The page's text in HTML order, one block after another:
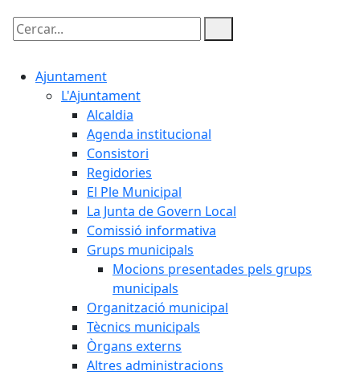
Cercar:
Ajuntament
L'Ajuntament
Alcaldia
Agenda institucional
Consistori
Regidories
El Ple Municipal
La Junta de Govern Local
Comissió informativa
Grups municipals
Mocions presentades pels grups
municipals
Organització municipal
Tècnics municipals
Òrgans externs
Altres administracions